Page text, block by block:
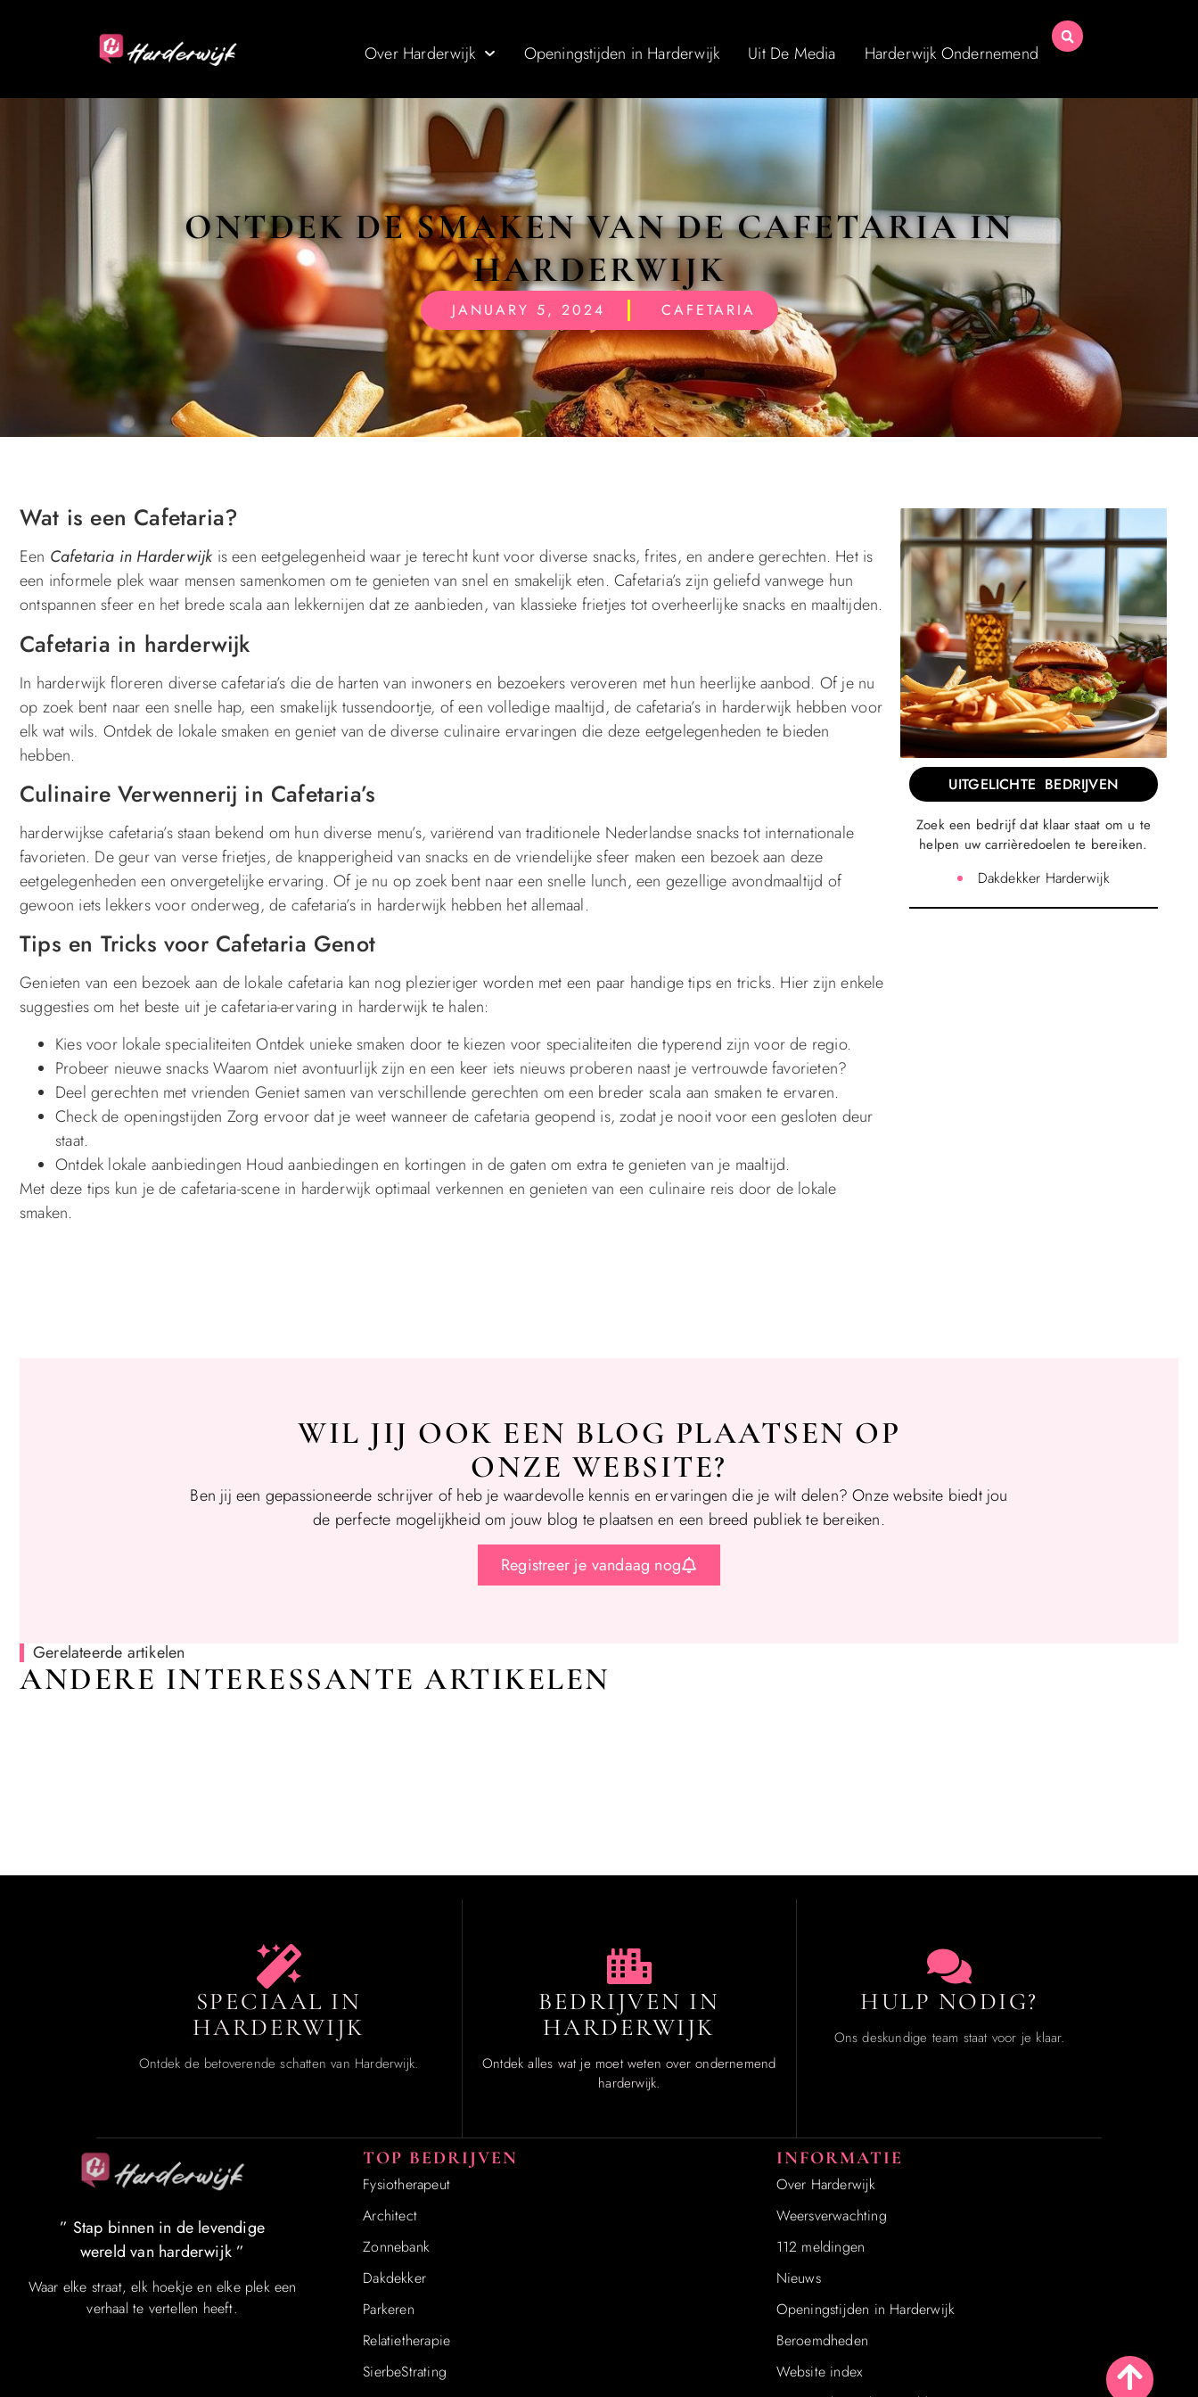
Over Harderwijk Openingstijden in Harderwijk Uit De Media Harderwijk Ondernemend
ONTDEK DE SMAKEN VAN DE CAFETARIA IN
HARDERWIJK
JANUARY 5, 2024 CAFETARIA
Wat is een Cafetaria?
Een Cafetaria in Harderwijk is een eetgelegenheid waar je terecht kunt voor diverse snacks, frites, en andere gerechten. Het is
een informele plek waar mensen samenkomen om te genieten van snel en smakelijk eten. Cafetaria’s zijn geliefd vanwege hun
ontspannen sfeer en het brede scala aan lekkernijen dat ze aanbieden, van klassieke frietjes tot overheerlijke snacks en maaltijden.
Cafetaria in harderwijk
In harderwijk floreren diverse cafetaria’s die de harten van inwoners en bezoekers veroveren met hun heerlijke aanbod. Of je nu
op zoek bent naar een snelle hap, een smakelijk tussendoortje, of een volledige maaltijd, de cafetaria’s in harderwijk hebben voor
elk wat wils. Ontdek de lokale smaken en geniet van de diverse culinaire ervaringen die deze eetgelegenheden te bieden
hebben.
Culinaire Verwennerij in Cafetaria’s
harderwijkse cafetaria’s staan bekend om hun diverse menu’s, variërend van traditionele Nederlandse snacks tot internationale
favorieten. De geur van verse frietjes, de knapperigheid van snacks en de vriendelijke sfeer maken een bezoek aan deze
eetgelegenheden een onvergetelijke ervaring. Of je nu op zoek bent naar een snelle lunch, een gezellige avondmaaltijd of
gewoon iets lekkers voor onderweg, de cafetaria’s in harderwijk hebben het allemaal.
Tips en Tricks voor Cafetaria Genot
Genieten van een bezoek aan de lokale cafetaria kan nog plezieriger worden met een paar handige tips en tricks. Hier zijn enkele
suggesties om het beste uit je cafetaria-ervaring in harderwijk te halen:
Kies voor lokale specialiteiten Ontdek unieke smaken door te kiezen voor specialiteiten die typerend zijn voor de regio.
Probeer nieuwe snacks Waarom niet avontuurlijk zijn en een keer iets nieuws proberen naast je vertrouwde favorieten?
Deel gerechten met vrienden Geniet samen van verschillende gerechten om een breder scala aan smaken te ervaren.
Check de openingstijden Zorg ervoor dat je weet wanneer de cafetaria geopend is, zodat je nooit voor een gesloten deur
staat.
Ontdek lokale aanbiedingen Houd aanbiedingen en kortingen in de gaten om extra te genieten van je maaltijd.
Met deze tips kun je de cafetaria-scene in harderwijk optimaal verkennen en genieten van een culinaire reis door de lokale
smaken.
UITGELICHTE BEDRIJVEN
Zoek een bedrijf dat klaar staat om u te
helpen uw carrièredoelen te bereiken.
Dakdekker Harderwijk
WIL JIJ OOK EEN BLOG PLAATSEN OP
ONZE WEBSITE?
Ben jij een gepassioneerde schrijver of heb je waardevolle kennis en ervaringen die je wilt delen? Onze website biedt jou
de perfecte mogelijkheid om jouw blog te plaatsen en een breed publiek te bereiken.
Registreer je vandaag nog
Gerelateerde artikelen
ANDERE INTERESSANTE ARTIKELEN
SPECIAAL IN
HARDERWIJK
Ontdek de betoverende schatten van Harderwijk.
BEDRIJVEN IN
HARDERWIJK
Ontdek alles wat je moet weten over ondernemend
harderwijk.
HULP NODIG?
Ons deskundige team staat voor je klaar.
” Stap binnen in de levendige
wereld van harderwijk ”
Waar elke straat, elk hoekje en elke plek een
verhaal te vertellen heeft.
INFORMATIE
Over Harderwijk
Weersverwachting
112 meldingen
Nieuws
Openingstijden in Harderwijk
Beroemdheden
Website index
TOP BEDRIJVEN
Fysiotherapeut
Architect
Zonnebank
Dakdekker
Parkeren
Relatietherapie
SierbeStrating